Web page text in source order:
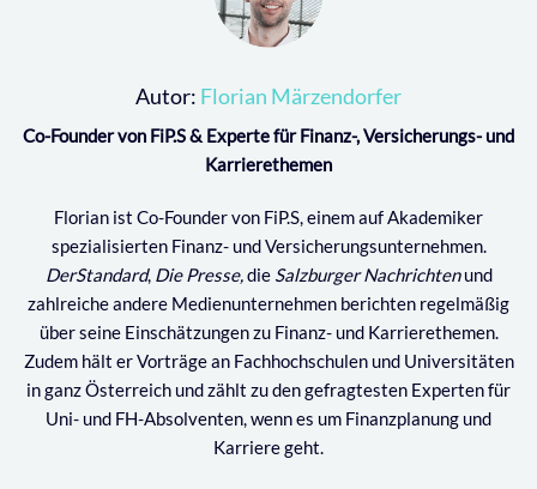
Autor: Florian Märzendorfer
Co-Founder von FiP.S & Experte für Finanz-, Versicherungs- und
Karrierethemen
Florian ist Co-Founder von FiP.S, einem auf Akademiker
spezialisierten Finanz- und Versicherungsunternehmen.
DerStandard, Die Presse,die Salzburger Nachrichtenund
zahlreiche andere Medienunternehmen berichten regelmäßig
über seine Einschätzungen zu Finanz- und Karrierethemen.
Zudem hält er Vorträge an Fachhochschulen und Universitäten
in ganz Österreich und zählt zu den gefragtesten Experten für
Uni- und FH-Absolventen, wenn es um Finanzplanung und
Karriere geht.